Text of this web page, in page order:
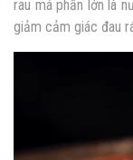
rau má phần lớn là
giảm cảm giác đau